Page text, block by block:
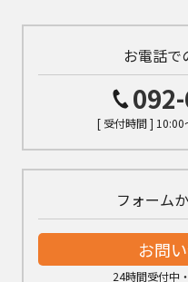
お電話で
[ 受付時間 ] 10:00
フォーム
お問
24時間受付中